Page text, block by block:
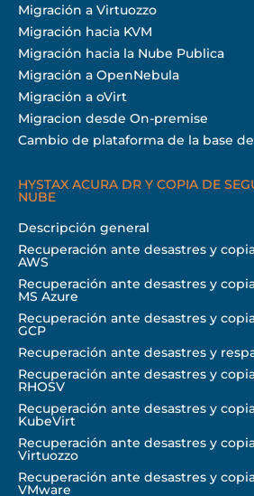
Migración a Virtuozzo
Migración hacia KVM
Migración hacia la Nube Publica
Migración a OpenNebula
Migración a oVirt
Migracion desde On-premise
Cambio de plataforma de la base
HYSTAX ACURA DR Y COPIA DE
NUBE
Descripción general
Recuperación ante desastres y
AWS
Recuperación ante desastres y
MS Azure
Recuperación ante desastres y
GCP
Recuperación ante desastres y
Recuperación ante desastres y
RHOSV
Recuperación ante desastres y
KubeVirt
Recuperación ante desastres y
Virtuozzo
Recuperación ante desastres y
VMware